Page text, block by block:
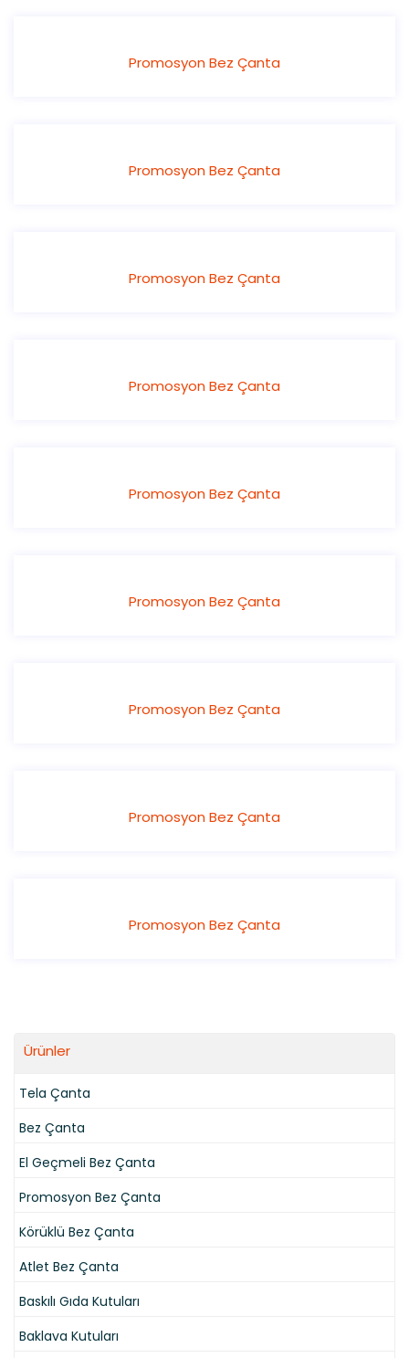
Promosyon Bez Çanta
Promosyon Bez Çanta
Promosyon Bez Çanta
Promosyon Bez Çanta
Promosyon Bez Çanta
Promosyon Bez Çanta
Promosyon Bez Çanta
Promosyon Bez Çanta
Promosyon Bez Çanta
Ürünler
Tela Çanta
Bez Çanta
El Geçmeli Bez Çanta
Promosyon Bez Çanta
Körüklü Bez Çanta
Atlet Bez Çanta
Baskılı Gıda Kutuları
Baklava Kutuları